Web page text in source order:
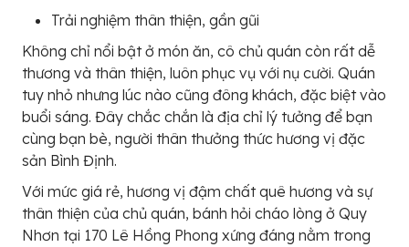
Trải nghiệm thân thiện, gần gũi
Không chỉ nổi bật ở món ăn, cô chủ quán còn rất dễ
thương và thân thiện, luôn phục vụ với nụ cười. Quán
tuy nhỏ nhưng lúc nào cũng đông khách, đặc biệt vào
buổi sáng. Đây chắc chắn là địa chỉ lý tưởng để bạn
cùng bạn bè, người thân thưởng thức hương vị đặc
sản Bình Định.
Với mức giá rẻ, hương vị đậm chất quê hương và sự
thân thiện của chủ quán, bánh hỏi cháo lòng ở Quy
Nhơn tại 170 Lê Hồng Phong xứng đáng nằm trong